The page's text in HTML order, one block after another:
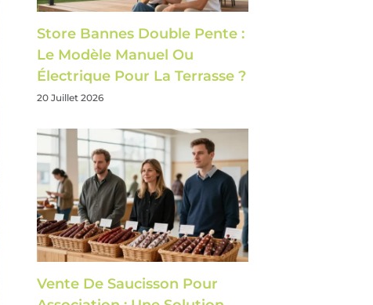
Store Bannes Double Pente :
Le Modèle Manuel Ou
Électrique Pour La Terrasse ?
20 Juillet 2026
Vente De Saucisson Pour